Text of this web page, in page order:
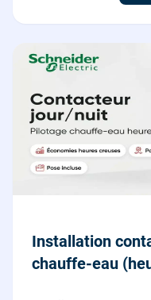
Installation
chauffe-eau